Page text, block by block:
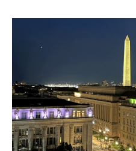
Nacht, das Schiffe vor
Deshalb ist der Leuchtturm